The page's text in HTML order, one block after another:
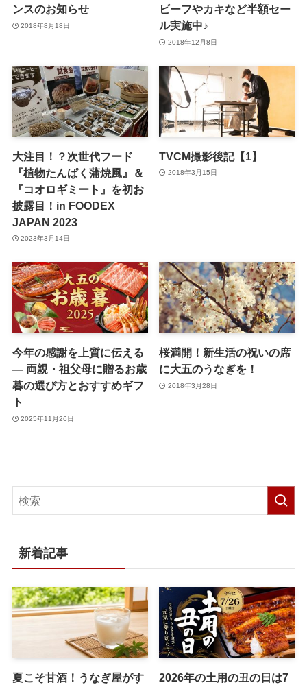
ンスのお知らせ
2018年8月18日
ビーフやカキなど半額セー
ル実施中♪
2018年12月8日
大注目！？次世代フード
『植物たんぱく蒲焼風』＆
『コオロギミート』を初お
披露目！in FOODEX
JAPAN 2023
2023年3月14日
TVCM撮影後記【1】
2018年3月15日
今年の感謝を上質に伝える
― 両親・祖父母に贈るお歳
暮の選び方とおすすめギフ
ト
2025年11月26日
桜満開！新生活の祝いの席
に大五のうなぎを！
2018年3月28日
新着記事
夏こそ甘酒！うなぎ屋がす
2026年の土用の丑の日は7